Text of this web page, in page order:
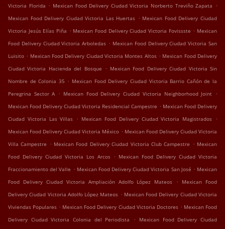
Victoria Florida . Mexican Food Delivery Ciudad Victoria Norberto Treviño Zapata .
Mexican Food Delivery Ciudad Victoria Las Huertas . Mexican Food Delivery Ciudad
Victoria Jesús Elías Piña . Mexican Food Delivery Ciudad Victoria Fovissste . Mexican
Food Delivery Ciudad Victoria Arboledas . Mexican Food Delivery Ciudad Victoria San
Luisito . Mexican Food Delivery Ciudad Victoria Montes Altos . Mexican Food Delivery
Ciudad Victoria Hacienda del Bosque . Mexican Food Delivery Ciudad Victoria Sin
Nombre de Colonia 35 . Mexican Food Delivery Ciudad Victoria Barrio Cañón de la
Peregrina Sector A . Mexican Food Delivery Ciudad Victoria Neighborhood Joint .
Mexican Food Delivery Ciudad Victoria Residencial Campestre . Mexican Food Delivery
Ciudad Victoria Las Villas . Mexican Food Delivery Ciudad Victoria Magistrados .
Mexican Food Delivery Ciudad Victoria México . Mexican Food Delivery Ciudad Victoria
Villa Campestre . Mexican Food Delivery Ciudad Victoria Club Campestre . Mexican
Food Delivery Ciudad Victoria Los Arcos . Mexican Food Delivery Ciudad Victoria
Fraccionamiento del Valle . Mexican Food Delivery Ciudad Victoria San José . Mexican
Food Delivery Ciudad Victoria Ampliación Adolfo López Mateos
.
Mexican Food
Delivery Ciudad Victoria Adolfo López Mateos . Mexican Food Delivery Ciudad Victoria
Viviendas Populares . Mexican Food Delivery Ciudad Victoria Doctores . Mexican Food
Delivery Ciudad Victoria Colonia del Periodista
.
Mexican Food Delivery Ciudad